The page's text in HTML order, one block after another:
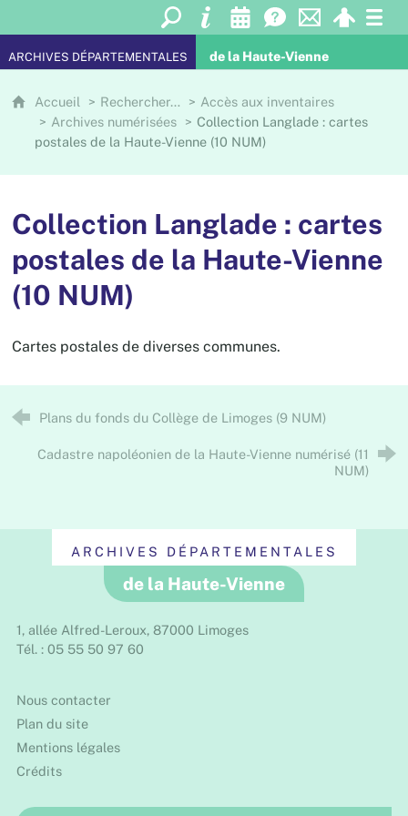
ARCHIVES DÉPARTEMENTALES de la Haute-Vienne
Accueil Rechercher…
Accès aux inventaires
Archives numérisées
Collection Langlade : cartes
postales de la Haute-Vienne (10 NUM)
Collection Langlade : cartes
postales de la Haute-Vienne
(10 NUM)
Cartes postales de diverses communes.
Plans du fonds du Collège de Limoges (9 NUM)
Cadastre napoléonien de la Haute-Vienne numérisé (11
NUM)
ARCHIVES DÉPARTEMENTALES
de la Haute-Vienne
1, allée Alfred-Leroux, 87000 Limoges
Tél. : 05 55 50 97 60
Nous contacter
Plan du site
Mentions légales
Crédits